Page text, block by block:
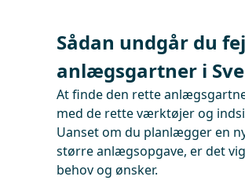
Sådan undgår du
anlægsgartner i
At finde den rette
med de rette værktøjer og
Uanset om du planlægger en
større anlægsopgave, er det
behov og ønsker.